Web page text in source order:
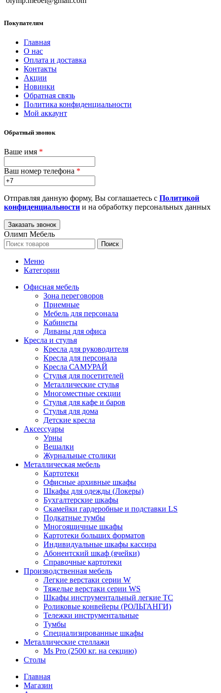
Покупателям
Главная
О нас
Оплата и доставка
Контакты
Акции
Новинки
Обратная связь
Политика конфиденциальности
Мой аккаунт
Обратный звонок
Ваше имя *
Ваш номер телефона *
Отправляя данную форму, Вы соглашаетесь с Политикой
конфиденциальности и на обработку персональных данных
Олимп Мебель
Поиск
Меню
Категории
Офисная мебель
Зона переговоров
Приемные
Мебель для персонала
Кабинеты
Диваны для офиса
Кресла и стулья
Кресла для руководителя
Кресла для персонала
Кресла САМУРАЙ
Стулья для посетителей
Металлические стулья
Многоместные секции
Стулья для кафе и баров
Стулья для дома
Детские кресла
Аксессуары
Урны
Вешалки
Журнальные столики
Металлическая мебель
Картотеки
Офисные архивные шкафы
Шкафы для одежды (Локеры)
Бухгалтерские шкафы
Скамейки гардеробные и подставки LS
Подкатные тумбы
Многоящичные шкафы
Картотеки больших форматов
Индивидуальные шкафы кассира
Абонентский шкаф (ячейки)
Справочные картотеки
Производственная мебель
Легкие верстаки серии W
Тяжелые верстаки серии WS
Шкафы инструментальный легкие ТС
Роликовые конвейеры (РОЛЬГАНГИ)
Тележки инструментальные
Тумбы
Специализированные шкафы
Металлические стеллажи
Ms Pro (2500 кг. на секцию)
Столы
Главная
Магазин